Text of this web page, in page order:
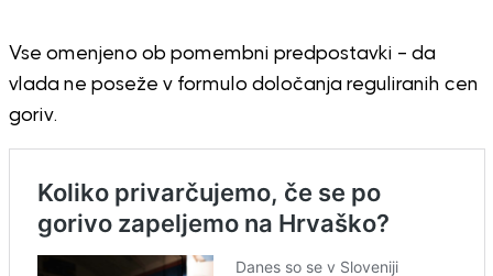
Vse omenjeno ob pomembni predpostavki – da
vlada ne poseže v formulo določanja reguliranih cen
goriv.